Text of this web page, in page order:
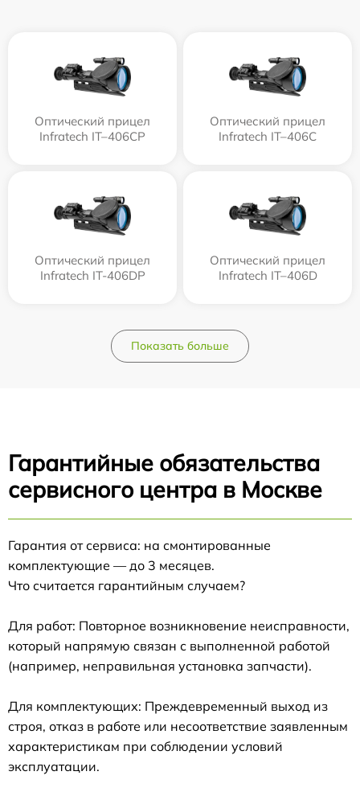
Оптический прицел
Infratech IT–406СP
Оптический прицел
Infratech IT–406С
Оптический прицел
Infratech IT-406DP
Оптический прицел
Infratech IT–406D
Показать больше
Гарантийные обязательства
сервисного центра в Москве
Гарантия от сервиса: на смонтированные
комплектующие — до 3 месяцев.
Что считается гарантийным случаем?
Для работ: Повторное возникновение неисправности,
который напрямую связан с выполненной работой
(например, неправильная установка запчасти).
Для комплектующих: Преждевременный выход из
строя, отказ в работе или несоответствие заявленным
характеристикам при соблюдении условий
эксплуатации.